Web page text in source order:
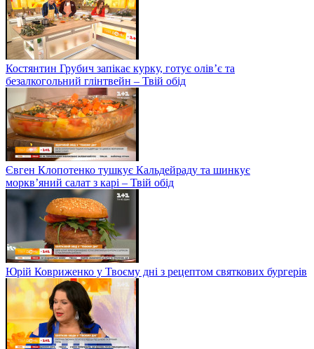
Костянтин Грубич запікає курку, готує олів’є та
безалкогольний глінтвейн – Твій обід
Євген Клопотенко тушкує Кальдейраду та шинкує
моркв’яний салат з карі – Твій обід
Юрій Ковриженко у Твоєму дні з рецептом святкових бургерів